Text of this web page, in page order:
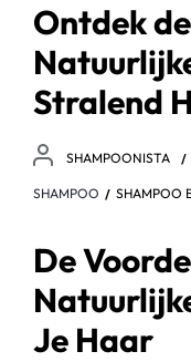
Ontdek
Stralend
SHAMPOONISTA
SHAMPOO SHAMPOO
De
Je Haar